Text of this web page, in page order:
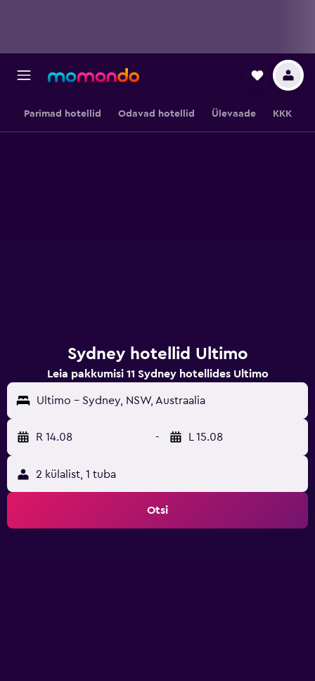
Parimad hotellid Odavad hotellid Ülevaade KKK
Sydney hotellid Ultimo
Leia pakkumisi 11 Sydney hotellides Ultimo
Ultimo - Sydney, NSW, Austraalia
R 14.08 - L 15.08
2 külalist, 1 tuba
Otsi